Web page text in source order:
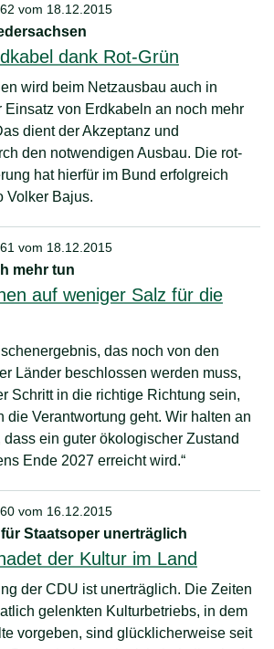
vom 18.12.2015
dank Rot-Grün
wird beim Netzausbau auch in
Einsatz von Erdkabeln an noch mehr
dient der Akzeptanz und
den notwendigen Ausbau. Die rot-
hat hierfür im Bund erfolgreich
Volker Bajus.
vom 18.12.2015
mehr tun
auf weniger Salz für die
das noch von den
Länder beschlossen werden muss,
Schritt in die richtige Richtung sein,
die Verantwortung geht. Wir halten an
dass ein guter ökologischer Zustand
Ende 2027 erreicht wird.“
vom 16.12.2015
Staatsoper unerträglich
der Kultur im Land
der CDU ist unerträglich. Die Zeiten
gelenkten Kulturbetriebs, in dem
vorgeben, sind glücklicherweise seit